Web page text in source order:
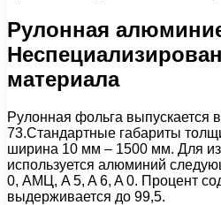
Рулонная
материала
Рулонная фольга выпускается
73.Стандартные габариты
ширина 10 мм – 1500 мм. Для
используется алюминий
0, AMЦ, A 5, A 6, A 0. Процент
выдерживается до 99,5.